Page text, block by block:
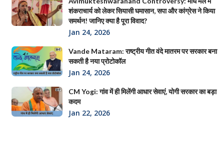
शंकराचार्य को लेकर सियासी घमासान, सपा और कांग्रेस ने किया
समर्थन! जानिए क्या है पूरा विवाद?
Jan 24, 2026
Vande Mataram: राष्ट्रीय गीत वंदे मातरम पर सरकार बना
सकती है नया प्रोटोकॉल
Jan 24, 2026
CM Yogi: गांव में ही मिलेंगी आधार सेवाएं, योगी सरकार का बड़ा
कदम
Jan 22, 2026